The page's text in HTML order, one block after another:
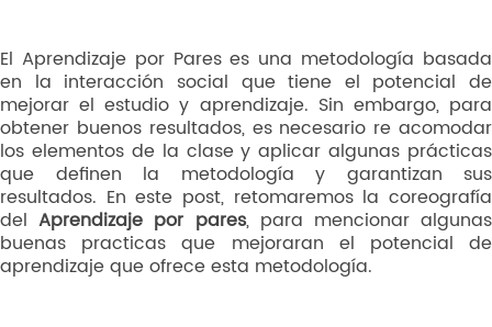
El Aprendizaje por Pares es una metodología basada
en la interacción social que tiene el potencial de
mejorar el estudio y aprendizaje. Sin embargo, para
obtener buenos resultados, es necesario re acomodar
los elementos de la clase y aplicar algunas prácticas
que definen la metodología y garantizan sus
resultados. En este post, retomaremos la coreografía
delAprendizaje por pares, para mencionar algunas
buenas practicas que mejoraran el potencial de
aprendizaje que ofrece esta metodología.